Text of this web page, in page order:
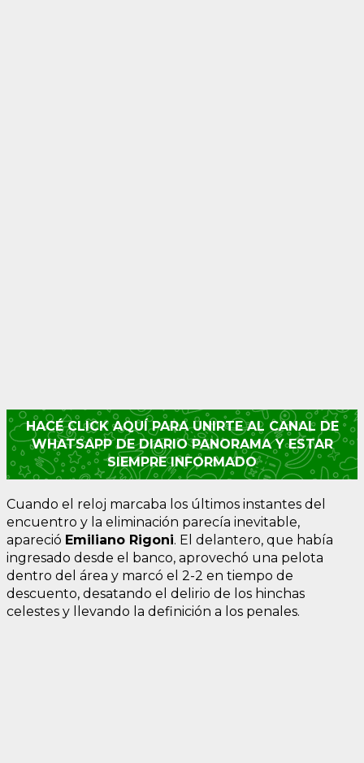
HACÉ CLICK AQUÍ PARA UNIRTE AL CANAL DE
WHATSAPP DE DIARIO PANORAMA Y ESTAR
SIEMPRE INFORMADO
Cuando el reloj marcaba los últimos instantes del
encuentro y la eliminación parecía inevitable,
apareció Emiliano Rigoni. El delantero, que había
ingresado desde el banco, aprovechó una pelota
dentro del área y marcó el 2-2 en tiempo de
descuento, desatando el delirio de los hinchas
celestes y llevando la definición a los penales.